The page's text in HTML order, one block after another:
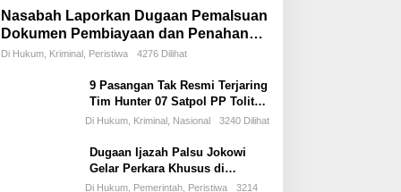
Nasabah Laporkan Dugaan Pemalsuan
Dokumen Pembiayaan dan Penahanan
Dana di BSI KCP Jambi Sungai Bahar
Di Hukum, Kriminal, Peristiwa 4276 Dilihat
9 Pasangan Tak Resmi Terjaring
Tim Hunter 07 Satpol PP Tolitoli
Razia 4 Penginapan
Di Hukum, Kriminal, Nasional 3240 Dilihat
Dugaan Ijazah Palsu Jokowi
Gelar Perkara Khusus di
Bareskrim
Di Hukum, Pemerintah, Peristiwa
3214